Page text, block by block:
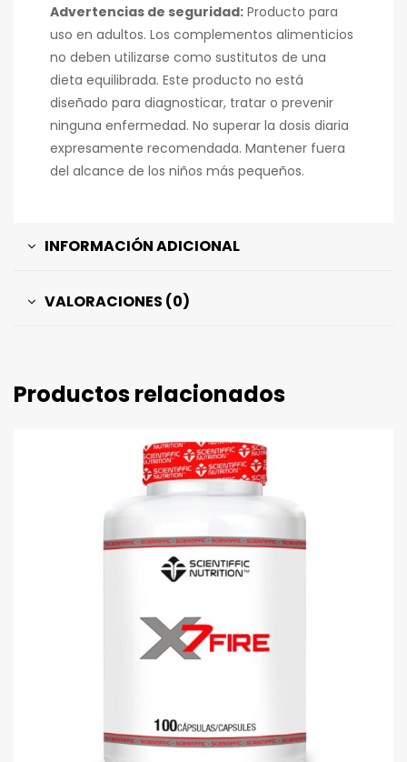
Advertencias de seguridad: Producto para
uso en adultos. Los complementos alimenticios
no deben utilizarse como sustitutos de una
dieta equilibrada. Este producto no está
diseñado para diagnosticar, tratar o prevenir
ninguna enfermedad. No superar la dosis diaria
expresamente recomendada. Mantener fuera
del alcance de los niños más pequeños.
INFORMACIÓN ADICIONAL
VALORACIONES (0)
Productos relacionados